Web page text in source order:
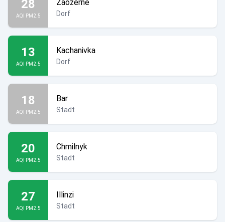
28
AQI PM2.5
Zaozerne
Dorf
13
AQI PM2.5
Kachanivka
Dorf
18
AQI PM2.5
Bar
Stadt
20
AQI PM2.5
Chmilnyk
Stadt
27
AQI PM2.5
Illinzi
Stadt